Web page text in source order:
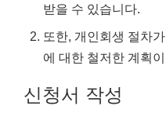
받을 수 있습니다.
또한, 개인회생 절차
에 대한 철저한 계획
신청서 작성